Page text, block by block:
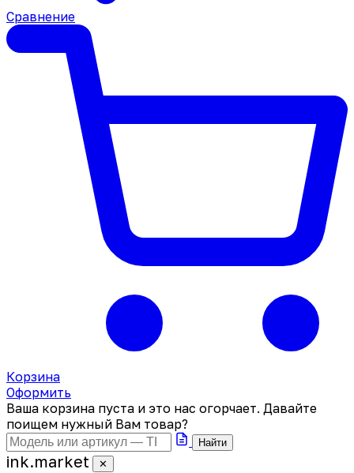
Сравнение
Корзина
Оформить
Ваша корзина пуста и это нас огорчает. Давайте
поищем нужный Вам товар?
Найти
ink.market ✕